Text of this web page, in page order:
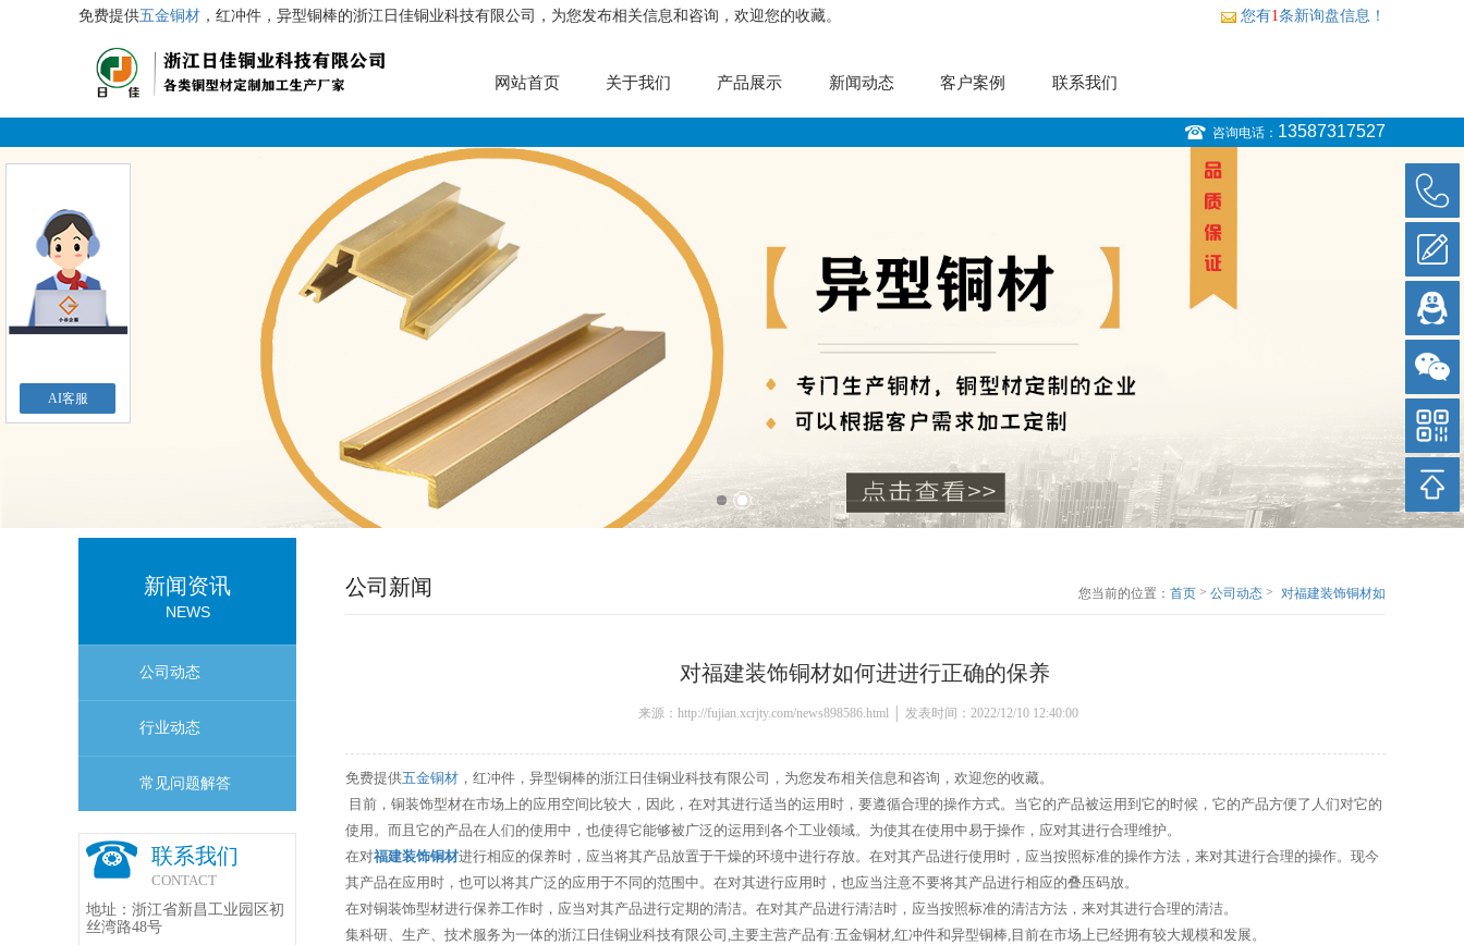
免费提供五金铜材 ，红冲件，异型铜棒的浙江日佳铜业科技有限公司，为您发布相关信息和咨询，欢迎您的收藏。 您有1条新询盘信息！
网站首页 关于我们 产品展示 新闻动态 客户案例 联系我们
咨询电话： 13587317527
新闻资讯
NEWS
公司动态
行业动态
常见问题解答
联系我们
CONTACT
地址：浙江省新昌工业园区初
丝湾路48号
公司新闻 您当前的位置： 首页 > 公司动态 > 对福建装饰铜材如
对福建装饰铜材如何进进行正确的保养
来源：http://fujian.xcrjty.com/news898586.html │ 发表时间：2022/12/10 12:40:00
免费提供五金铜材，红冲件，异型铜棒的浙江日佳铜业科技有限公司，为您发布相关信息和咨询，欢迎您的收藏。
目前，铜装饰型材在市场上的应用空间比较大，因此，在对其进行适当的运用时，要遵循合理的操作方式。当它的产品被运用到它的时候，它的产品方便了人们对它的
使用。而且它的产品在人们的使用中，也使得它能够被广泛的运用到各个工业领域。为使其在使用中易于操作，应对其进行合理维护。
在对福建装饰铜材进行相应的保养时，应当将其产品放置于干燥的环境中进行存放。在对其产品进行使用时，应当按照标准的操作方法，来对其进行合理的操作。现今
其产品在应用时，也可以将其广泛的应用于不同的范围中。在对其进行应用时，也应当注意不要将其产品进行相应的叠压码放。
在对铜装饰型材进行保养工作时，应当对其产品进行定期的清洁。在对其产品进行清洁时，应当按照标准的清洁方法，来对其进行合理的清洁。
集科研、生产、技术服务为一体的浙江日佳铜业科技有限公司,主要主营产品有:五金铜材,红冲件和异型铜棒,目前在市场上已经拥有较大规模和发展。
AI客服